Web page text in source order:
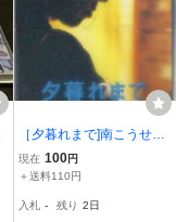
［夕暮れまで]南こうせつ
CD
現在 100円
＋送料110円
入札 - 残り 2日